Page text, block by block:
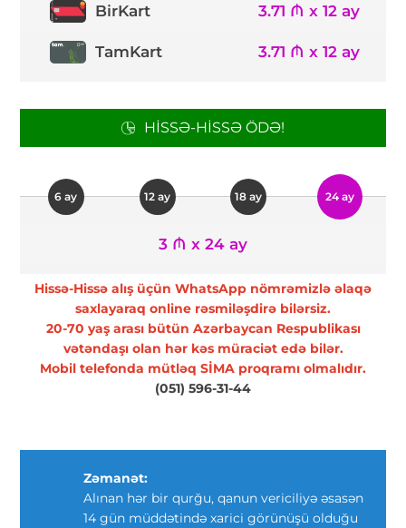
BirKart 3.71 ₼ x 12 ay
TamKart 3.71 ₼ x 12 ay
HISSƏ-HISSƏ ÖDƏ!
6 ay 12 ay 18 ay 24 ay
3 ₼ x 24 ay
Hissə-Hissə alış üçün WhatsApp nömrəmizlə əlaqə
saxlayaraq online rəsmiləşdirə bilərsiz.
20-70 yaş arası bütün Azərbaycan Respublikası
vətəndaşı olan hər kəs müraciət edə bilər.
Mobil telefonda mütləq SİMA proqramı olmalıdır.
(051) 596-31-44
Zəmanət:
Alınan hər bir qurğu, qanun vericiliyə əsasən
14 gün müddətində xarici görünüşü olduğu